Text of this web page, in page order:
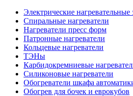
Электрические
Спиральные нагреватели
Нагреватели пресс форм
Патронные нагреватели
Кольцевые нагреватели
ТЭНы
Карбидокремниевые
Силиконовые нагреватели
Обогреватели шкафа
Обогрев для бочек и еврокубов